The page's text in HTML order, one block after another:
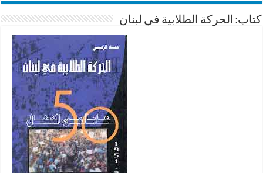
كتاب: الحركة الطلابية في لبنان